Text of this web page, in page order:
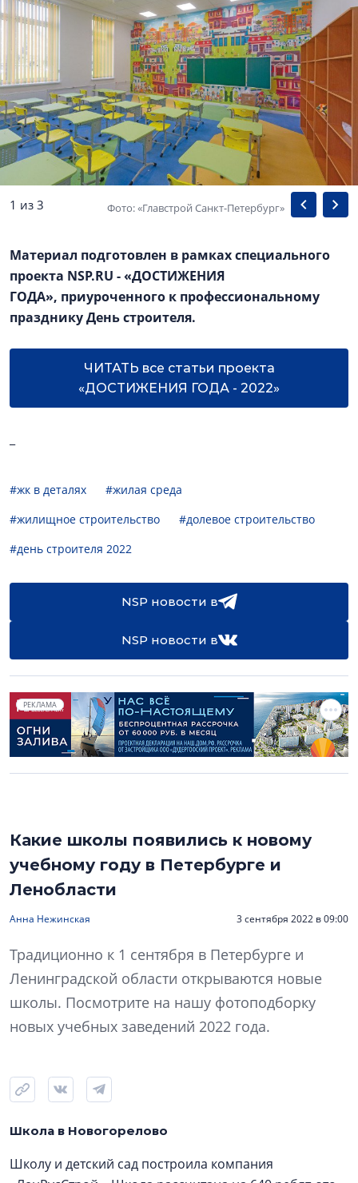
1 из 3 Фото: «Главстрой Санкт-Петербург»
Материал подготовлен в рамках специального
проекта NSP.RU - «ДОСТИЖЕНИЯ
ГОДА», приуроченного к профессиональному
празднику День строителя.
ЧИТАТЬ все статьи проекта
«ДОСТИЖЕНИЯ ГОДА - 2022»
#жк в деталях
#жилая среда
#жилищное строительство
#долевое строительство
#день строителя 2022
NSP новости в
NSP новости в
РЕКЛАМА
Какие школы появились к новому
учебному году в Петербурге и
Ленобласти
Анна Нежинская 3 сентября 2022 в 09:00
Традиционно к 1 сентября в Петербурге и
Ленинградской области открываются новые
школы. Посмотрите на нашу фотоподборку
новых учебных заведений 2022 года.
Школа в Новогорелово
Школу и детский сад построила компания